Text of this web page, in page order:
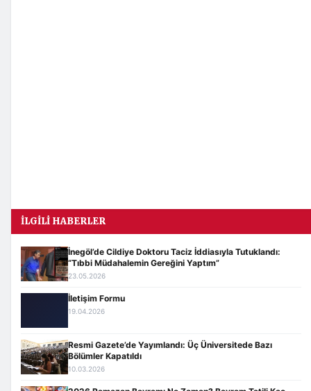
İLGILI HABERLER
İnegöl’de Cildiye Doktoru Taciz İddiasıyla Tutuklandı:
“Tıbbi Müdahalemin Gereğini Yaptım”
23.05.2026
İletişim Formu
19.04.2026
Resmi Gazete’de Yayımlandı: Üç Üniversitede Bazı
Bölümler Kapatıldı
10.03.2026